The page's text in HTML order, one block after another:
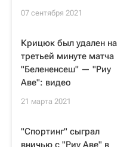
07 сентября 2021
Крицюк был удален на
третьей минуте матча
"Белененсеш" — "Риу
Аве": видео
21 марта 2021
"Спортинг" сыграл
вничью с "Риу Аве" в